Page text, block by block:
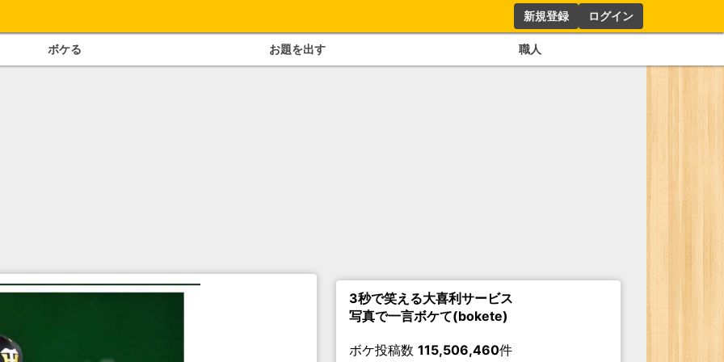
新規登録 ログイン
ボケる お題を出す 職人
3秒で笑える大喜利サービス
写真で一言ボケて(bokete)
ボケ投稿数 115,506,460件